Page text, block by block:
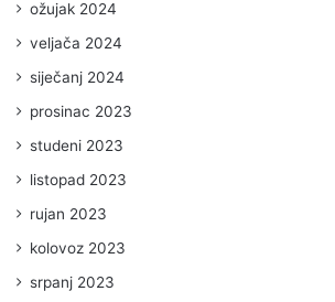
ožujak 2024
veljača 2024
siječanj 2024
prosinac 2023
studeni 2023
listopad 2023
rujan 2023
kolovoz 2023
srpanj 2023